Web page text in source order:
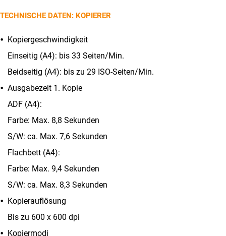
TECHNISCHE DATEN: KOPIERER
Kopiergeschwindigkeit
Einseitig (A4): bis 33 Seiten/Min.
Beidseitig (A4): bis zu 29 ISO-Seiten/Min.
Ausgabezeit 1. Kopie
ADF (A4):
Farbe: Max. 8,8 Sekunden
S/W: ca. Max. 7,6 Sekunden
Flachbett (A4):
Farbe: Max. 9,4 Sekunden
S/W: ca. Max. 8,3 Sekunden
Kopierauflösung
Bis zu 600 x 600 dpi
Kopiermodi